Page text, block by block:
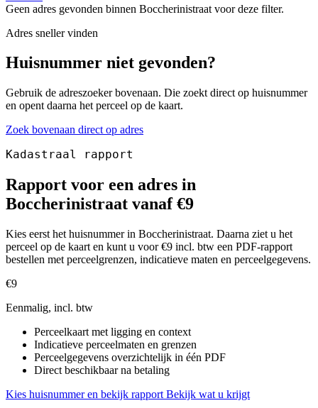
Geen adres gevonden binnen Boccherinistraat voor deze filter.
Adres sneller vinden
Huisnummer niet gevonden?
Gebruik de adreszoeker bovenaan. Die zoekt direct op huisnummer
en opent daarna het perceel op de kaart.
Zoek bovenaan direct op adres
Kadastraal rapport
Rapport voor een adres in
Boccherinistraat vanaf €9
Kies eerst het huisnummer in Boccherinistraat. Daarna ziet u het
perceel op de kaart en kunt u voor €9 incl. btw een PDF-rapport
bestellen met perceelgrenzen, indicatieve maten en perceelgegevens.
€9
Eenmalig, incl. btw
Perceelkaart met ligging en context
Indicatieve perceelmaten en grenzen
Perceelgegevens overzichtelijk in één PDF
Direct beschikbaar na betaling
Kies huisnummer en bekijk rapport Bekijk wat u krijgt